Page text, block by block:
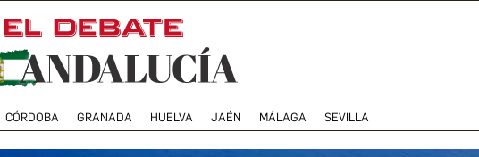
CÓRDOBA GRANADA HUELVA JAÉN MÁLAGA SEVILLA